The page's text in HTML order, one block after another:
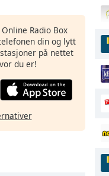
Radio Box
din og lytt
på nettet
du er!